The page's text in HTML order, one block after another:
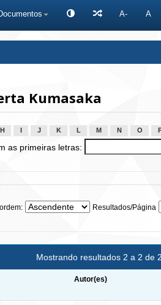
A- A
Kumasaka
H J K L M N O
as primeiras letras:
Resultados/Página
Mostrando resultados 2 a 2 de 2
Autor(es)